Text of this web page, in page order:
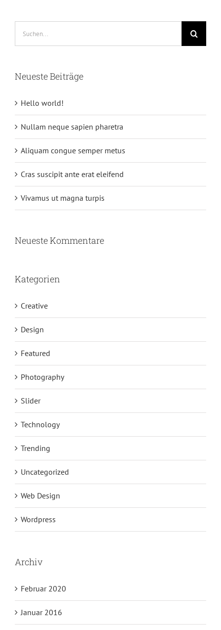
Neueste Beiträge
Hello world!
Nullam neque sapien pharetra
Aliquam congue semper metus
Cras suscipit ante erat eleifend
Vivamus ut magna turpis
Neueste Kommentare
Kategorien
Creative
Design
Featured
Photography
Slider
Technology
Trending
Uncategorized
Web Design
Wordpress
Archiv
Februar 2020
Januar 2016